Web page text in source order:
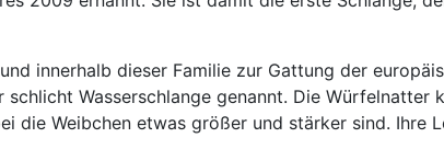
innerhalb dieser Familie zur Gattung der
Wasserschlange genannt. Die Würfelnatter
die Weibchen etwas größer und stärker sind. Ihre